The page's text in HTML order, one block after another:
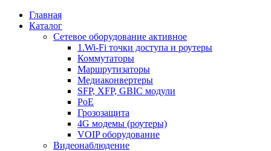
Главная
Каталог
Сетевое оборудование активное
1.Wi-Fi точки доступа и роутеры
Коммутаторы
Маршрутизаторы
Медиаконвертеры
SFP, XFP, GBIC модули
PoE
Грозозащита
4G модемы (роутеры)
VOIP оборудование
Видеонаблюдение